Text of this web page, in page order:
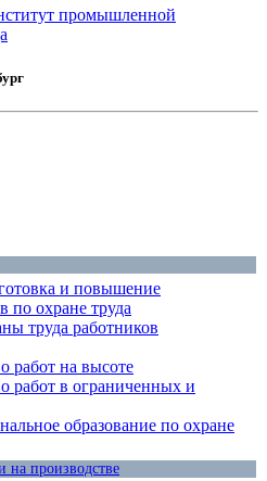
промышленной
и повышение
по охране труда
труда работников
работ на высоте
работ в ограниченных и
образование по охране
на производстве